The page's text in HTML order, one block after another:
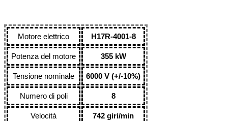
Motore elettrico H17R-4001-8
Potenza del motore 355 kW
Tensione nominale 6000 V (+/-10%)
Numero di poli 8
Velocità 742 giri/min